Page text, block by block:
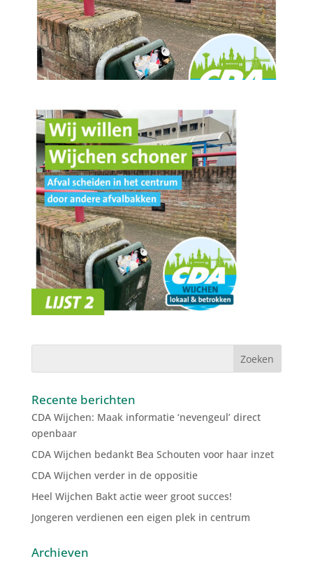
Recente berichten
CDA Wijchen: Maak informatie ‘nevengeul’ direct
openbaar
CDA Wijchen bedankt Bea Schouten voor haar inzet
CDA Wijchen verder in de oppositie
Heel Wijchen Bakt actie weer groot succes!
Jongeren verdienen een eigen plek in centrum
Archieven